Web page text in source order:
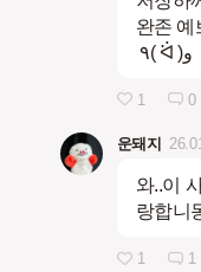
완존 예
1 0
운돼지
와..이
랑합니
1 1